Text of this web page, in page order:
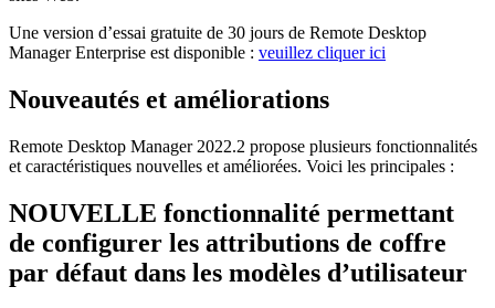
Une version d’essai gratuite de 30 jours de Remote Desktop
Manager Enterprise est disponible : veuillez cliquer ici
Nouveautés et améliorations
Remote Desktop Manager 2022.2 propose plusieurs fonctionnalités
et caractéristiques nouvelles et améliorées. Voici les principales :
NOUVELLE fonctionnalité permettant
de configurer les attributions de coffre
par défaut dans les modèles d’utilisateur